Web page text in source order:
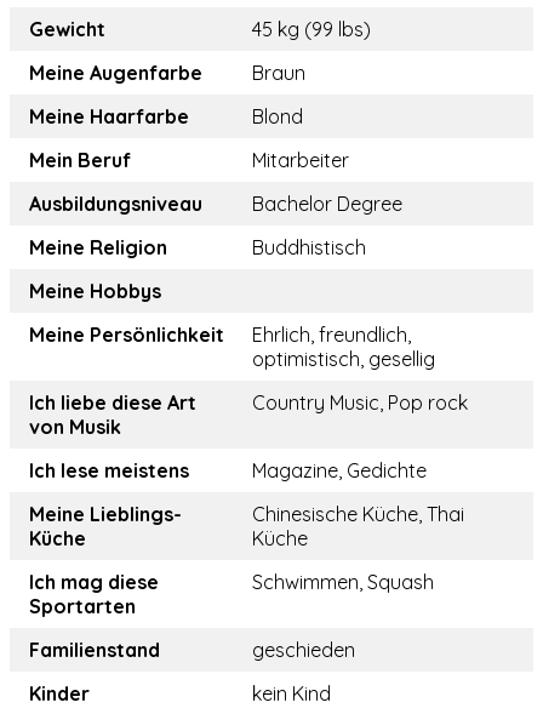
Gewicht
45 kg (99 lbs)
Meine Augenfarbe
Braun
Meine Haarfarbe
Blond
Mein Beruf
Mitarbeiter
Ausbildungsniveau
Bachelor Degree
Meine Religion
Buddhistisch
Meine Hobbys
Meine Persönlichkeit
Ehrlich, freundlich,
optimistisch, gesellig
Ich liebe diese Art
von Musik
Country Music, Pop rock
Ich lese meistens
Magazine, Gedichte
Meine Lieblings-
Küche
Chinesische Küche, Thai
Küche
Ich mag diese
Sportarten
Schwimmen, Squash
Familienstand
geschieden
Kinder
kein Kind